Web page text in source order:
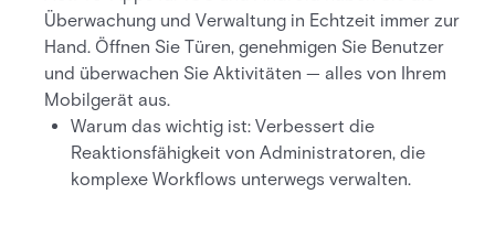
Überwachung und Verwaltung in Echtzeit immer zur
Hand. Öffnen Sie Türen, genehmigen Sie Benutzer
und überwachen Sie Aktivitäten — alles von Ihrem
Mobilgerät aus.
Warum das wichtig ist: Verbessert die
Reaktionsfähigkeit von Administratoren, die
komplexe Workflows unterwegs verwalten.